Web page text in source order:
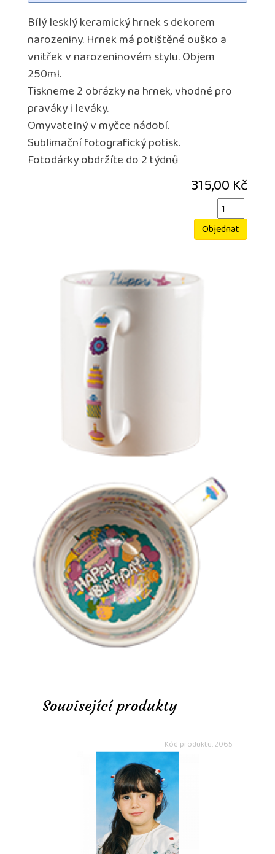
Bílý lesklý keramický hrnek s dekorem
narozeniny. Hrnek má potištěné ouško a
vnitřek v narozeninovém stylu. Objem
250ml.
Tiskneme 2 obrázky na hrnek, vhodné pro
praváky i leváky.
Omyvatelný v myčce nádobí.
Sublimační fotografický potisk.
Fotodárky obdržíte do 2 týdnů
315,00 Kč
Objednat
Související produkty
Kód produktu: 2065